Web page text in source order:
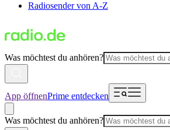
Radiosender von A-Z
Was möchtest du anhören?
App öffnenPrime entdecken
Was möchtest du anhören?